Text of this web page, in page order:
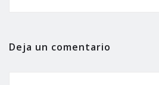
Deja un comentario